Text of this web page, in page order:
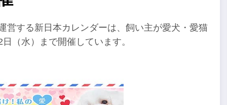
営する新日本カレンダーは、飼い主が愛犬・愛猫
（水）まで開催しています。